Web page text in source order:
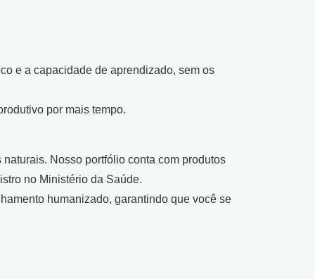
e a capacidade de aprendizado, sem os
por mais tempo.
Nosso portfólio conta com produtos
no Ministério da Saúde.
humanizado, garantindo que você se